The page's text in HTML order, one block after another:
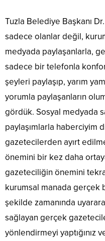
Tuzla Belediye Başkanı
sadece olanlar değil,
medyada paylaşanlarla,
sadece bir telefonla
şeyleri paylaşıp, yarım
yorumla paylaşanların
gördük. Sosyal medyada
paylaşımlarla haberciyim
gazetecilerden ayırt
önemini bir kez daha
gazeteciliğin önemini
kurumsal manada gerçek
şekilde zamanında
sağlayan gerçek
yönlendirmeyi yaptığınız